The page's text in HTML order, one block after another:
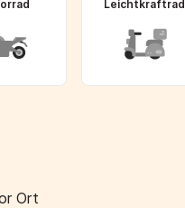
Leichtkraftrad
Ort